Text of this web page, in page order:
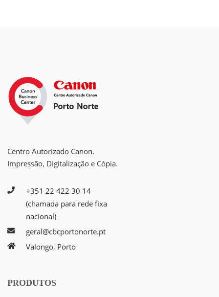
Centro Autorizado Canon.
Impressão, Digitalização e Cópia.
+351 22 422 30 14
(chamada para rede fixa
nacional)
geral@cbcportonorte.pt
Valongo, Porto
PRODUTOS